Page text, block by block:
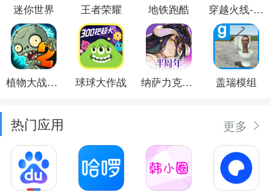
迷你世界 王者荣耀 地铁跑酷 穿越火线-枪战王者
植物大战僵尸2 球球大作战 纳萨力克之王 盖瑞模组
热门应用 更多